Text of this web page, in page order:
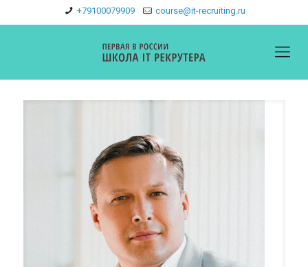
+79100079909 course@it-recruiting.ru